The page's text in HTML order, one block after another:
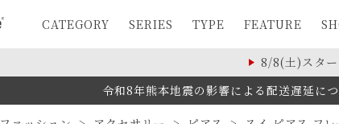
CATEGORY SERIES TYPE FEATURE
8/8(土)スター
令和8年熊本地震の影響による配送遅延に